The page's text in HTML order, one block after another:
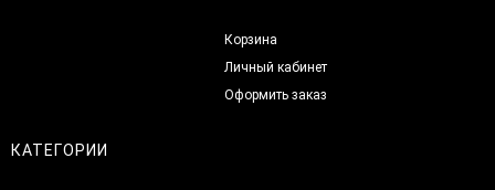
Корзина
Личный кабинет
Оформить заказ
КАТЕГОРИИ